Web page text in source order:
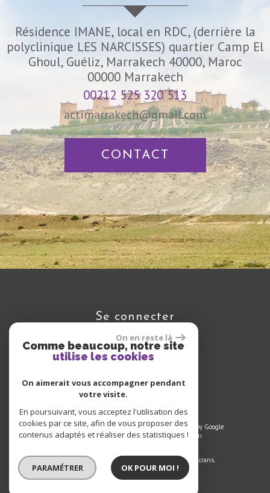
On en reste là
Comme beaucoup, notre site
utilise les cookies
On aimerait vous accompagner pendant
votre visite.
En poursuivant, vous acceptez l'utilisation des
cookies par ce site, afin de vous proposer des
contenus adaptés et réaliser des statistiques !
PARAMÉTRER OK POUR MOI !
Résidence IMANE, local en RDC, (derrière la
polyclinique LES NARCISSES) quartier Camp El
Ghoul, Guéliz, Marrakech 40000, Maroc
00000 Marrakech
00212 525 320 513
actimarrakech@gmail.com
CONTACT
se connecter
Espace propriétaire
© 2024 | Tous droits réservés | Traduction powered by Google
Plan du site-Mentions légales-Liens-Admin
un seul site adaptable à tous les types d'écrans.